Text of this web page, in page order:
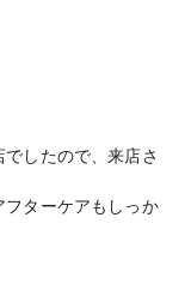
円分”の特典を
ハートアンド
を確認できまし
したので、来店さ
ターケアもしっか